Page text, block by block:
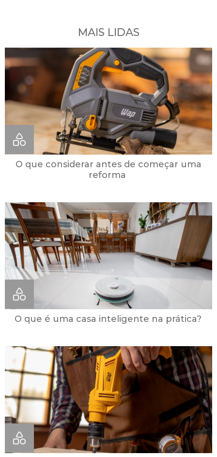
MAIS LIDAS
O que considerar antes de começar uma
reforma
O que é uma casa inteligente na prática?